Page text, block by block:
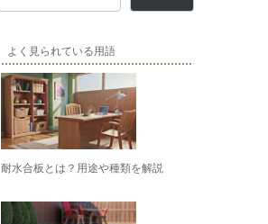
よく見られている用語
耐水合板とは？用途や種類を解説